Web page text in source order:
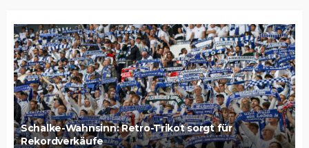
Schalke-Wahnsinn: Retro-Trikot sorgt für
Rekordverkäufe